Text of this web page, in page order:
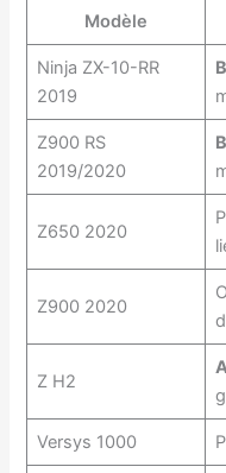
Modèle
Ninja ZX-10-RR
2019
Z900 RS
2019/2020
Z650 2020
Z900 2020
Z H2
Versys 1000